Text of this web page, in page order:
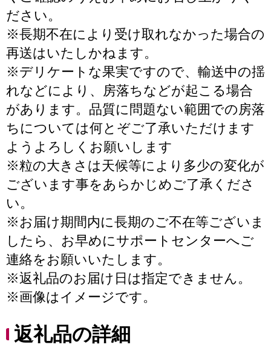
ださい。
※長期不在により受け取れなかった場合の
再送はいたしかねます。
※デリケートな果実ですので、輸送中の揺
れなどにより、房落ちなどが起こる場合
があります。品質に問題ない範囲での房落
ちについては何とぞご了承いただけます
ようよろしくお願いします
※粒の大きさは天候等により多少の変化が
ございます事をあらかじめご了承くださ
い。
※お届け期間内に長期のご不在等ございま
したら、お早めにサポートセンターへご
連絡をお願いいたします。
※返礼品のお届け日は指定できません。
※画像はイメージです。
返礼品の詳細